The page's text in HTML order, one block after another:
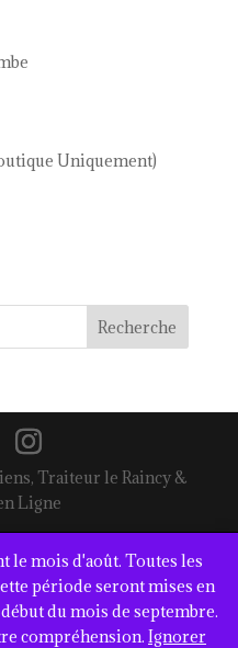
le mois d'août. Toutes les
période seront mises en
du mois de septembre.
compréhension. Ignorer
Uniquement)
Recherche
Traiteur le Raincy &
Ligne